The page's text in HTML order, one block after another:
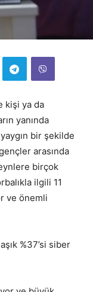
kişi ya da
yanında
bir şekilde
arasında
birçok
ilgili 11
ve önemli
%37’si siber